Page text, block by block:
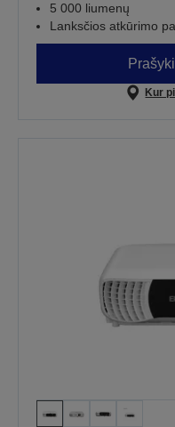
5 000 liumenų
Lanksčios atkūrimo
Kur